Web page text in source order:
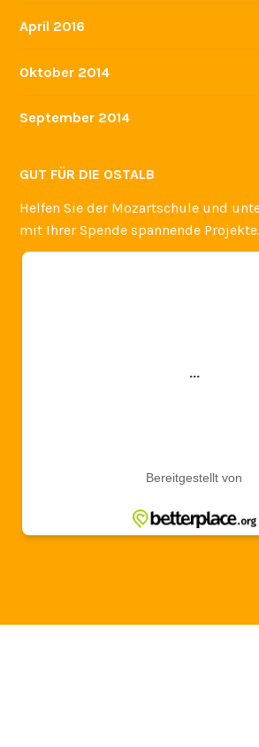
April 2016
Oktober 2014
September 2014
GUT FÜR DIE OSTALB
Helfen Sie der Mozartschule und
mit Ihrer Spende spannende Projekte.